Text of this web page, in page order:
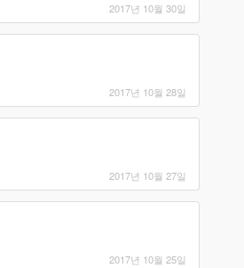
2017년 10월 30일
2017년 10월 28일
2017년 10월 27일
2017년 10월 25일